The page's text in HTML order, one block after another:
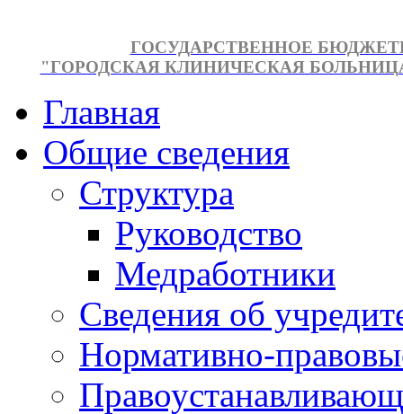
ГОСУДАРСТВЕННОЕ
"ГОРОДСКАЯ КЛИНИЧЕСКАЯ
Главная
Общие сведения
Структура
Руководство
Медработники
Сведения об
Нормативно-